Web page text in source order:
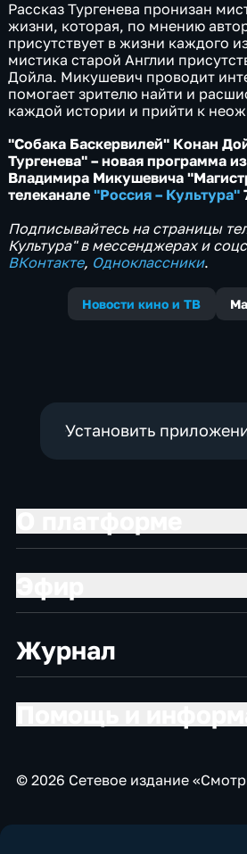
Рассказ Тургенева пронизан
жизни, которая, по мнению
присутствует в жизни каждого
мистика старой Англии
Дойла. Микушевич проводит
помогает зрителю найти и
каждой истории и прийти к
"Собака Баскервилей" Конан
Тургенева" – новая программа
Владимира Микушевича
телеканале"Россия – Культура"
Подписывайтесь на страницы
Культура" в мессенджерах и
ВКонтакте, Одноклассники.
Новости кино и ТВ
Установить
Журнал
© 2026 Сетевое издание